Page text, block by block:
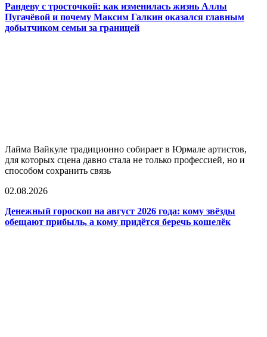
Рандеву с тросточкой: как изменилась жизнь Аллы
Пугачёвой и почему Максим Галкин оказался главным
добытчиком семьи за границей
Лайма Вайкуле традиционно собирает в Юрмале артистов,
для которых сцена давно стала не только профессией, но и
способом сохранить связь
02.08.2026
Денежный гороскоп на август 2026 года: кому звёзды
обещают прибыль, а кому придётся беречь кошелёк